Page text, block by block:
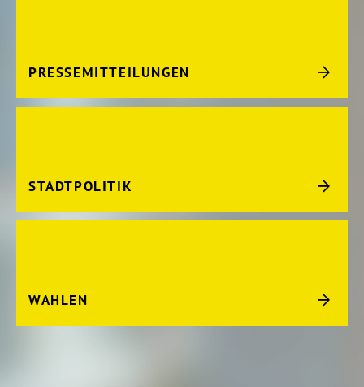
PRESSEMITTEILUNGEN
STADTPOLITIK
WAHLEN